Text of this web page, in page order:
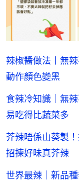
辣椒醬做法丨無
動作顏色變黑
食辣冷知識｜無
易吃得比蔬菜多
芥辣唔係山葵製
招揀好味真芥辣
世界最辣｜新品